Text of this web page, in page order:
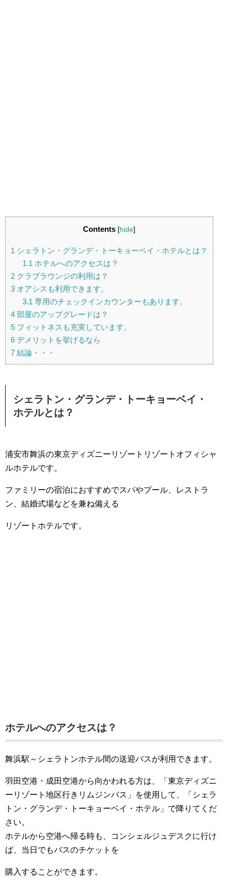
Contents [hide]
1 シェラトン・グランデ・トーキョーベイ・ホテルとは？
1.1 ホテルへのアクセスは？
2 クラブラウンジの利用は？
3 オアシスも利用できます。
3.1 専用のチェックインカウンターもあります。
4 部屋のアップグレードは？
5 フィットネスも充実しています。
6 デメリットを挙げるなら
7 結論・・・
シェラトン ・グランデ・トーキョーベイ・
ホテルとは？
浦安市舞浜の東京ディズニーリゾートリゾートオフィシャ
ルホテルです。
ファミリーの宿泊におすすめでスパやプール、レストラ
ン、結婚式場などを兼ね備える
リゾートホテルです。
ホテルへのアクセスは？
舞浜駅～シェラトンホテル間の送迎バスが利用できます。
羽田空港・成田空港から向かわれる方は、「東京ディズニ
ーリゾート地区行きリムジンバス」を使用して、「シェラ
トン・グランデ・トーキョーベイ・ホテル」で降りてくだ
さい。
ホテルから空港へ帰る時も、コンシェルジュデスクに行け
ば、当日でもバスのチケットを
購入することができます。